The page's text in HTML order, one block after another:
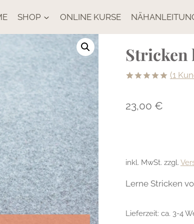
SHOP ONLINE KURSE
Stricken
von 5,
basierend
(1
23,00 €
inkl. MwSt. zzgl.
Lerne Stricken
Lieferzeit: ca. 3-4